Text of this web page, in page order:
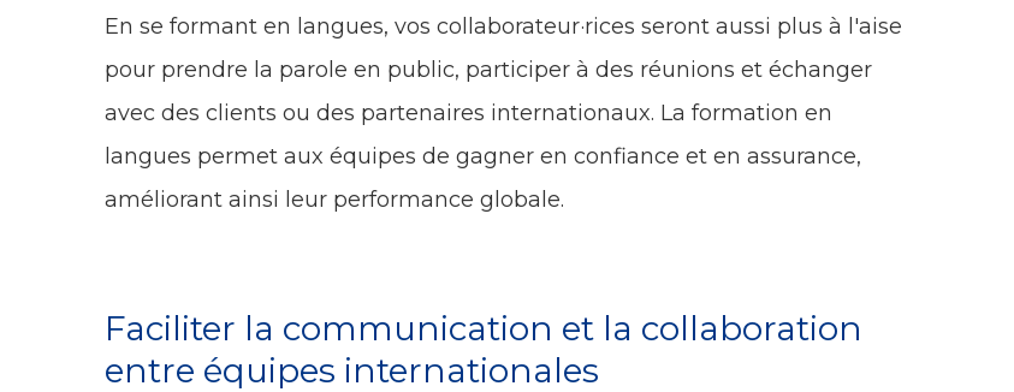
En se formant en langues, vos collaborateur·rices seront aussi plus à l'aise
pour prendre la parole en public, participer à des réunions et échanger
avec des clients ou des partenaires internationaux. La formation en
langues permet aux équipes de gagner en confiance et en assurance,
améliorant ainsi leur performance globale.
Faciliter la communication et la collaboration
entre équipes internationales